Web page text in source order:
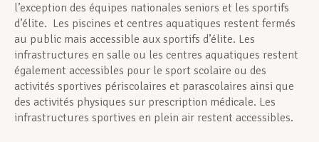
l’exception des équipes nationales seniors et les sportifs
d’élite. Les piscines et centres aquatiques restent fermés
au public mais accessible aux sportifs d’élite. Les
infrastructures en salle ou les centres aquatiques restent
également accessibles pour le sport scolaire ou des
activités sportives périscolaires et parascolaires ainsi que
des activités physiques sur prescription médicale. Les
infrastructures sportives en plein air restent accessibles.